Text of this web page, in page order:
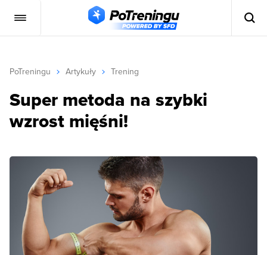
PoTreningu Artykuły Trening
Super metoda na szybki
wzrost mięśni!